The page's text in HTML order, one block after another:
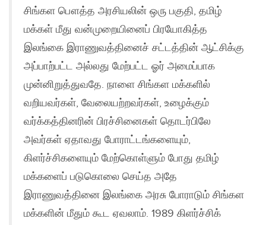
சிங்கள பௌத்த அரசியலின் ஒரு பகுதி, தமிழ்
மக்கள் மீது வன்முறையினைப் பிரயோகித்த‌
இலங்கை இராணுவத்தினைச் சட்டத்தின் ஆட்சிக்கு
அப்பாற்பட்ட அல்லது மேற்பட்ட ஓர் அமைப்பாக
முன்னிறுத்துவதே. நாளை சிங்கள மக்களில்
வறியவர்கள், வேலையற்றவர்கள், உழைக்கும்
வர்க்கத்தினரின் பிரச்சினைகள் தொடர்பிலே
அவர்கள் ஏதாவது போராட்டங்களையும்,
கிளர்ச்சிகளையும் மேற்கொள்ளும் போது தமிழ்
மக்களைப் படுகொலை செய்த அதே
இராணுவத்தினை இலங்கை அரசு போராடும் சிங்கள
மக்களின் மீதும் கூட ஏவலாம். 1989 கிளர்ச்சிக்